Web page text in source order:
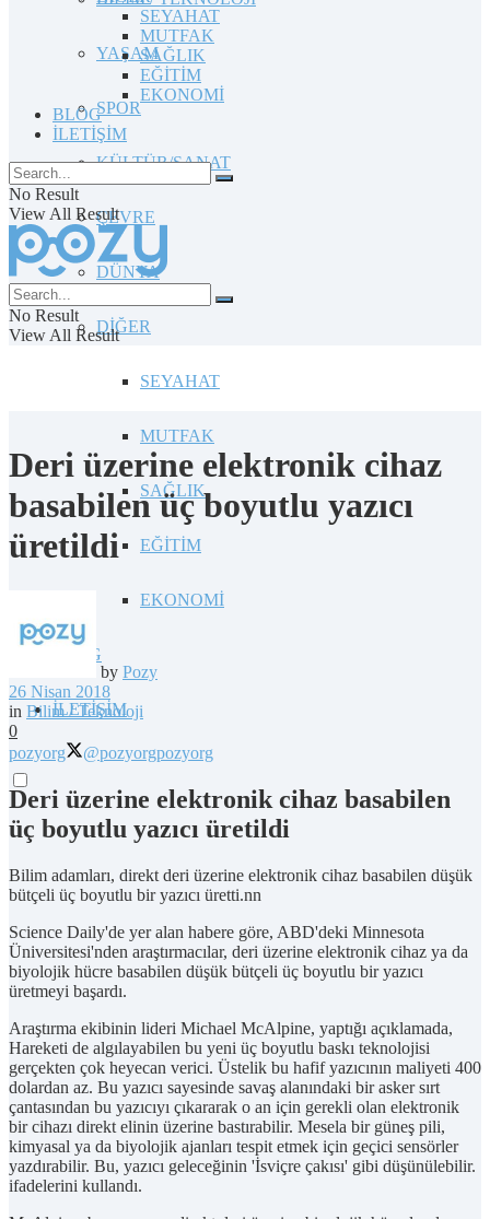
YAŞAM
SPOR
KÜLTÜR/SANAT
ÇEVRE
DÜNYA
DİĞER
SEYAHAT
MUTFAK
SAĞLIK
EĞİTİM
EKONOMİ
BLOG
İLETİŞİM
SEYAHAT
MUTFAK
SAĞLIK
EĞİTİM
EKONOMİ
BLOG
İLETİŞİM
No Result
View All Result
No Result
View All Result
Deri üzerine elektronik cihaz
basabilen üç boyutlu yazıcı
üretildi
by Pozy
26 Nisan 2018
in Bilim / Teknoloji
0
pozyorg
@pozyorgpozyorg
Deri üzerine elektronik cihaz basabilen
üç boyutlu yazıcı üretildi
Bilim adamları, direkt deri üzerine elektronik cihaz basabilen düşük
bütçeli üç boyutlu bir yazıcı üretti.nn
Science Daily'de yer alan habere göre, ABD'deki Minnesota
Üniversitesi'nden araştırmacılar, deri üzerine elektronik cihaz ya da
biyolojik hücre basabilen düşük bütçeli üç boyutlu bir yazıcı
üretmeyi başardı.
Araştırma ekibinin lideri Michael McAlpine, yaptığı açıklamada,
Hareketi de algılayabilen bu yeni üç boyutlu baskı teknolojisi
gerçekten çok heyecan verici. Üstelik bu hafif yazıcının maliyeti 400
dolardan az. Bu yazıcı sayesinde savaş alanındaki bir asker sırt
çantasından bu yazıcıyı çıkararak o an için gerekli olan elektronik
bir cihazı direkt elinin üzerine bastırabilir. Mesela bir güneş pili,
kimyasal ya da biyolojik ajanları tespit etmek için geçici sensörler
yazdırabilir. Bu, yazıcı geleceğinin 'İsviçre çakısı' gibi düşünülebilir.
ifadelerini kullandı.